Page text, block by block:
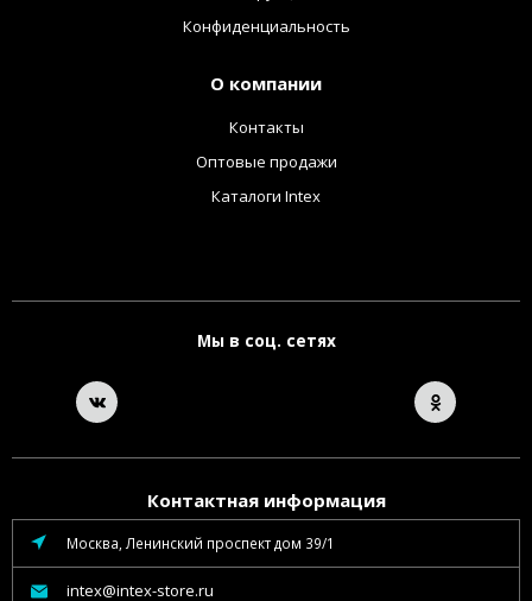
Конфиденциальность
О компании
Контакты
Оптовые продажи
Каталоги Intex
Мы в соц. сетях
Контактная информация
Москва, Ленинский проспект дом 39/1
intex@intex-store.ru